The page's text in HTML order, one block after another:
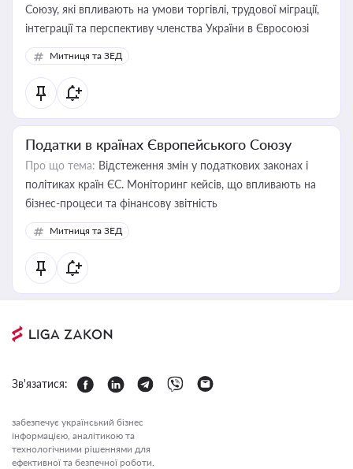
Союзу, які впливають на умови торгівлі, трудової міграції,
інтеграції та перспективу членства України в Євросоюзі
Митниця та ЗЕД
Податки в країнах Європейського Союзу
Про що тема: Відстеження змін у податкових законах і
політиках країн ЄС. Моніторинг кейсів, що впливають на
бізнес-процеси та фінансову звітність
Митниця та ЗЕД
Зв'язатися:
забезпечує український бізнес
інформацією, аналітикою та
технологічними рішеннями для
ефективної та безпечної роботи.